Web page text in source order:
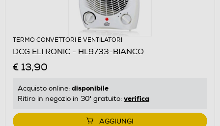
TERMO CONVETTORI E VENTILATORI
DCG ELTRONIC - HL9733-BIANCO
€ 13,90
Acquisto online: disponibile
Ritiro in negozio in 30' gratuito: verifica
AGGIUNGI